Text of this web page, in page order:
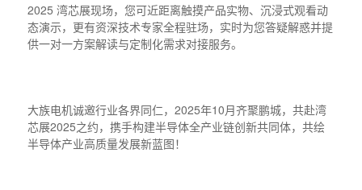
2025 湾芯展现场，您可近距离触摸产品实物、沉浸式观看动
态演示，更有资深技术专家全程驻场，实时为您答疑解惑并提
供一对一方案解读与定制化需求对接服务。
大族电机诚邀行业各界同仁，2025年10月齐聚鹏城，共赴湾
芯展2025之约，携手构建半导体全产业链创新共同体，共绘
半导体产业高质量发展新蓝图！